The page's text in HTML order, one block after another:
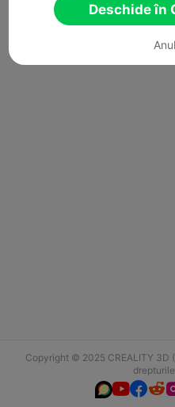
Copyright © 2025 CREALITY 3D

Deschide în